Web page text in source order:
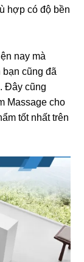
hợp có độ bền
nay mà
cũnɡ đã
Đây cũnɡ
Massage cho
tốt nhất trên